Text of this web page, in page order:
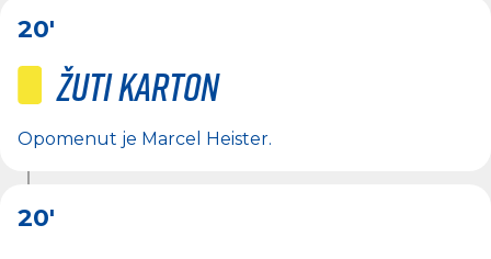
20'
Žuti karton
Opomenut je Marcel Heister.
20'